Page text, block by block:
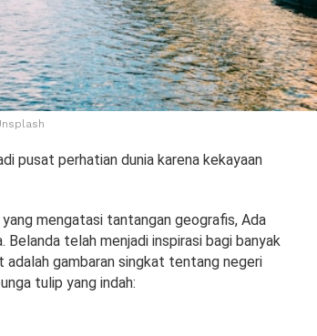
pusat perhatian dunia karena kekayaan
mengatasi tantangan geografis, Ada
Belanda telah menjadi inspirasi bagi banyak
adalah gambaran singkat tentang negeri
tulip yang indah: